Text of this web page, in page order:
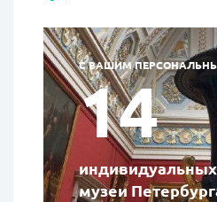
С ВАШИМ
14
музеи